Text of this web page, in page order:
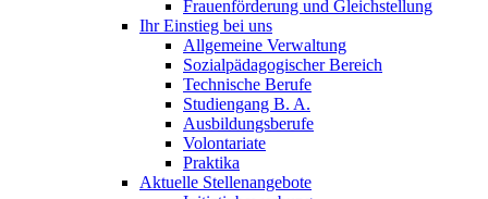
Frauenförderung und Gleichstellung
Ihr Einstieg bei uns
Allgemeine Verwaltung
Sozialpädagogischer Bereich
Technische Berufe
Studiengang B. A.
Ausbildungsberufe
Volontariate
Praktika
Aktuelle Stellenangebote